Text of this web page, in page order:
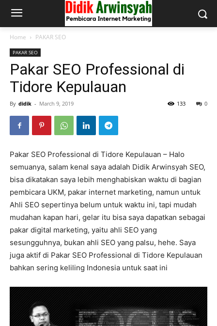
Home PAKAR SEO
PAKAR SEO
Pakar SEO Professional di
Tidore Kepulauan
By didik - March 9, 2019 0
133
Pakar SEO Professional di Tidore Kepulauan – Halo
semuanya, salam kenal saya adalah Didik Arwinsyah SEO,
bisa dikatakan saya lebih menghabiskan waktu di bagian
pembicara UKM, pakar internet marketing, namun untuk
Ahli SEO sepertinya belum untuk waktu ini, tapi mudah
mudahan kapan hari, gelar itu bisa saya dapatkan sebagai
pakar digital marketing, yaitu ahli SEO yang
sesungguhnya, bukan ahli SEO yang palsu, hehe. Saya
juga aktif di Pakar SEO Professional di Tidore Kepulauan
bahkan sering keliling Indonesia untuk saat ini